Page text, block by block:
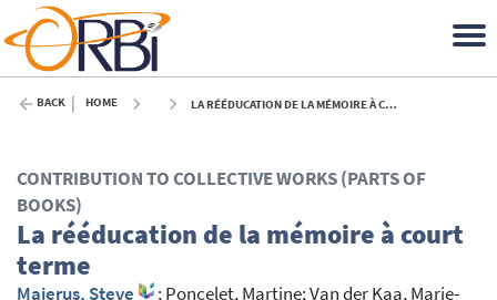
BACK HOME LA RÉÉDUCATION DE LA MÉMOIRE À COURT TERME - 2016
CONTRIBUTION TO COLLECTIVE WORKS (PARTS OF
BOOKS)
La rééducation de la mémoire à court
terme
Majerus, Steve ;Poncelet, Martine;Van der Kaa, Marie-